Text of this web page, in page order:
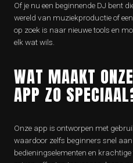
Of je nu een beginnende DJ bent
wereld van muziekproductie of
op zoek is naar nieuwe tools en
elk wat wils.
WAT MAAKT
APP ZO
Onze app is ontworpen met
waardoor zelfs beginners snel
bedieningselementen en